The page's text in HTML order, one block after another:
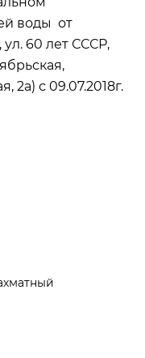
воды от
ул. 60 лет СССР,
2а) с 09.07.2018г.